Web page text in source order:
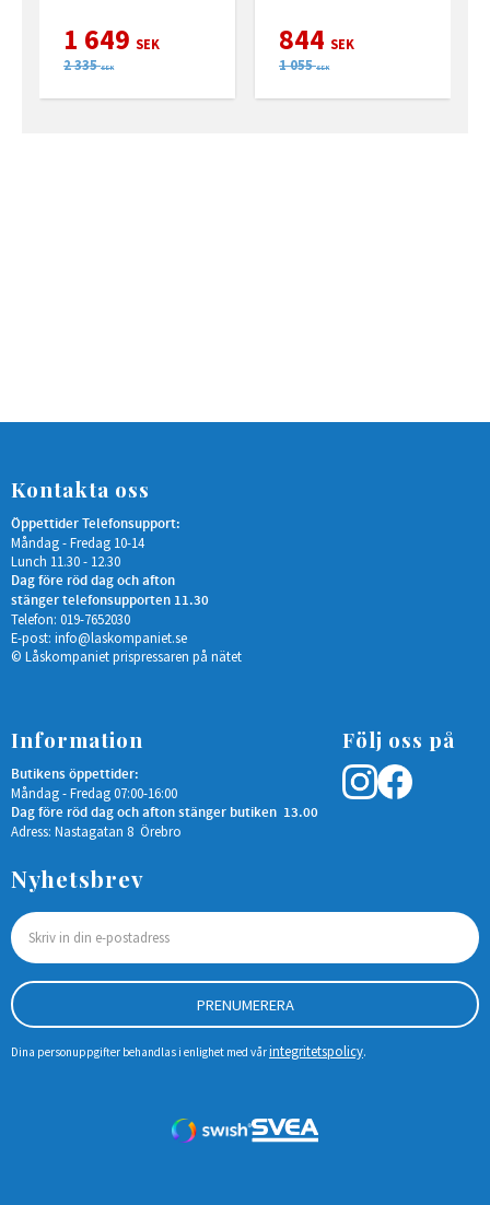
1 649 SEK
2 335 SEK
844 SEK
1 055 SEK
Kontakta oss
Öppettider Telefonsupport:
Måndag - Fredag 10-14
Lunch 11.30 - 12.30
Dag före röd dag och afton
stänger telefonsupporten 11.30
Telefon: 019-7652030
E-post: info@laskompaniet.se
© Låskompaniet prispressaren på nätet
Information
Butikens öppettider:
Måndag - Fredag 07:00-16:00
Dag före röd dag och afton stänger butiken 13.00
Adress: Nastagatan 8 Örebro
Följ oss på
Nyhetsbrev
PRENUMERERA
Dina personuppgifter behandlas i enlighet med vårintegritetspolicy.